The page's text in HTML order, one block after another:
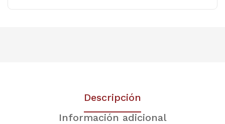
Descripción
Información adicional